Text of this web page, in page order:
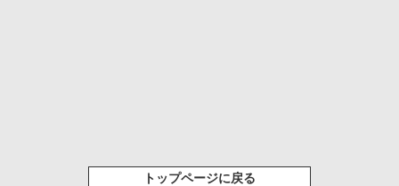
トップページに戻る